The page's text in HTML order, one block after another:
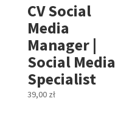
CV Social
Media
Manager |
Social Media
Specialist
39,00 zł